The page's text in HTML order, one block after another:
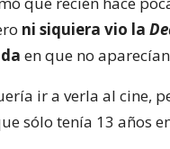
ni siquiera vio la
en que no
ir a verla al cine,
sólo tenía 13 años